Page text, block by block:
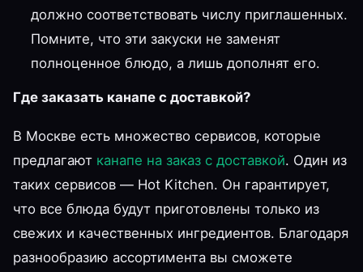
должно соответствовать числу приглашенных.
Помните, что эти закуски не заменят
полноценное блюдо, а лишь дополнят его.
Где заказать канапе с доставкой?
В Москве есть множество сервисов, которые
предлагают канапе на заказ с доставкой. Один из
таких сервисов — Hot Kitchen. Он гарантирует,
что все блюда будут приготовлены только из
свежих и качественных ингредиентов. Благодаря
разнообразию ассортимента вы сможете